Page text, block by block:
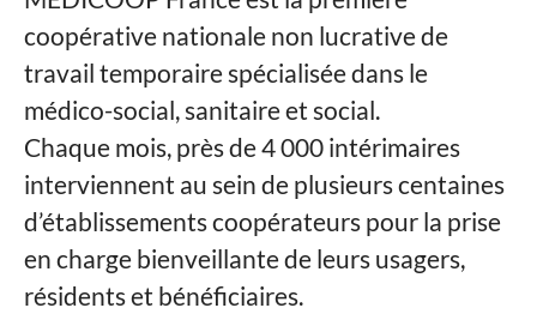
coopérative nationale non lucrative de
travail temporaire spécialisée dans le
médico-social, sanitaire et social.
Chaque mois, près de 4 000 intérimaires
interviennent au sein de plusieurs centaines
d’établissements coopérateurs pour la prise
en charge bienveillante de leurs usagers,
résidents et bénéficiaires.